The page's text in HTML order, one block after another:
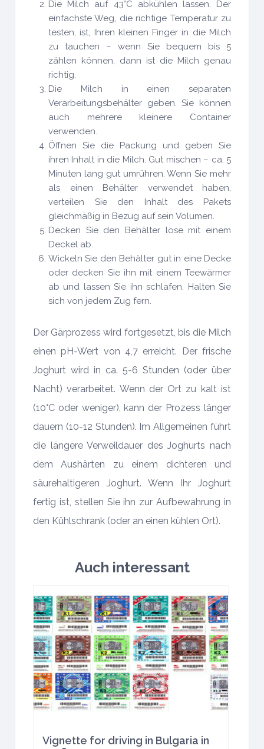
Die Milch auf 43°C abkühlen lassen. Der
einfachste Weg, die richtige Temperatur zu
testen, ist, Ihren kleinen Finger in die Milch
zu tauchen – wenn Sie bequem bis 5
zählen können, dann ist die Milch genau
richtig.
Die Milch in einen separaten
Verarbeitungsbehälter geben. Sie können
auch mehrere kleinere Container
verwenden.
Öffnen Sie die Packung und geben Sie
ihren Inhalt in die Milch. Gut mischen – ca. 5
Minuten lang gut umrühren. Wenn Sie mehr
als einen Behälter verwendet haben,
verteilen Sie den Inhalt des Pakets
gleichmäßig in Bezug auf sein Volumen.
Decken Sie den Behälter lose mit einem
Deckel ab.
Wickeln Sie den Behälter gut in eine Decke
oder decken Sie ihn mit einem Teewärmer
ab und lassen Sie ihn schlafen. Halten Sie
sich von jedem Zug fern.
Der Gärprozess wird fortgesetzt, bis die Milch
einen pH-Wert von 4,7 erreicht. Der frische
Joghurt wird in ca. 5-6 Stunden (oder über
Nacht) verarbeitet. Wenn der Ort zu kalt ist
(10°C oder weniger), kann der Prozess länger
dauern (10-12 Stunden). Im Allgemeinen führt
die längere Verweildauer des Joghurts nach
dem Aushärten zu einem dichteren und
säurehaltigeren Joghurt. Wenn Ihr Joghurt
fertig ist, stellen Sie ihn zur Aufbewahrung in
den Kühlschrank (oder an einen kühlen Ort).
Auch interessant
Vignette for driving in Bulgaria in